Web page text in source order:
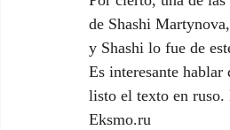
de Shashi
y Shashi lo fue de
Es interesante
listo el texto en
Eksmo.ru